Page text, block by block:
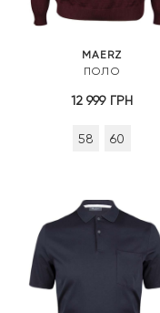
MAERZ
ПОЛО
12 999 ГРН
58 60